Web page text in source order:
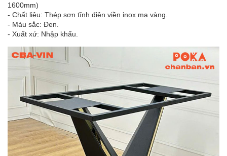
1600mm)
- Chất liệu: Thép sơn tĩnh điện viền inox mạ vàng.
- Màu sắc: Đen.
- Xuất xứ: Nhập khẩu.